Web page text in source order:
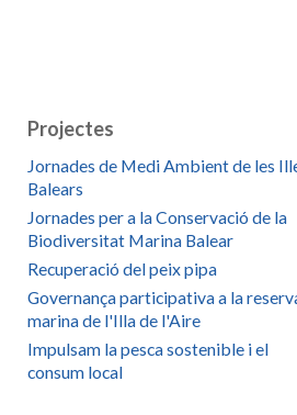
Projectes
Jornades de Medi Ambient de les
Balears
Jornades per a la Conservació de la
Biodiversitat Marina Balear
Recuperació del peix pipa
Governança participativa a la
marina de l'Illa de l'Aire
Impulsam la pesca sostenible i el
consum local